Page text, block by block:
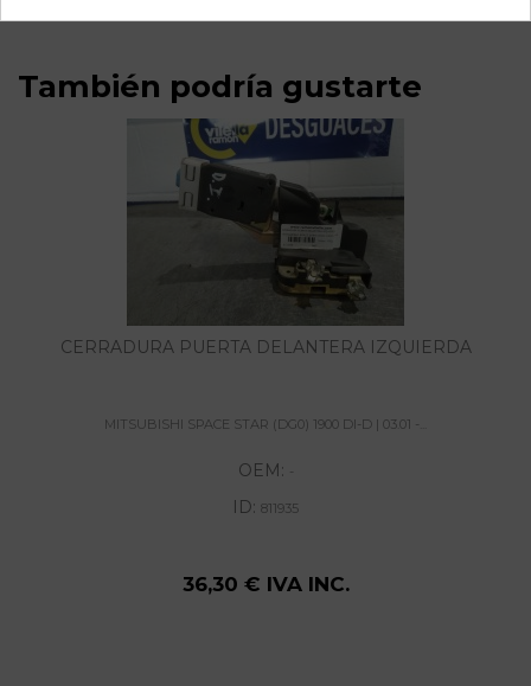
También podría gustarte
CERRADURA PUERTA DELANTERA IZQUIERDA
MITSUBISHI SPACE STAR (DG0) 1900 DI-D | 03.01 -...
OEM: -
ID: 811935
36,30 € IVA INC.